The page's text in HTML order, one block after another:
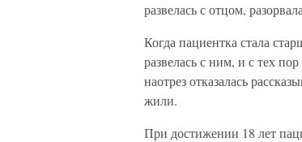
развелась с отцом,
Когда пациентка стала
развелась с ним, и с тех
наотрез отказалась
жили.
При достижении 18 лет